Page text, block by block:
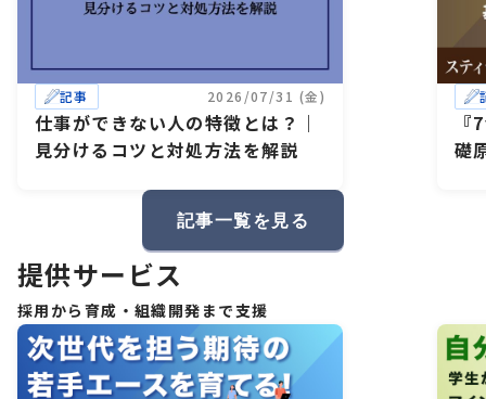
記事 2026/07/31 (金)
仕事ができない人の特徴とは？｜
見分けるコツと対処方法を解説
礎
記事一覧を見る
提供サービス
採用から育成・組織開発まで支援